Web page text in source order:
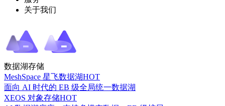
关于我们
数据湖存储
MeshSpace 星飞数据湖HOT
面向 AI 时代的 EB 级全局统一数据湖
XEOS 对象存储HOT